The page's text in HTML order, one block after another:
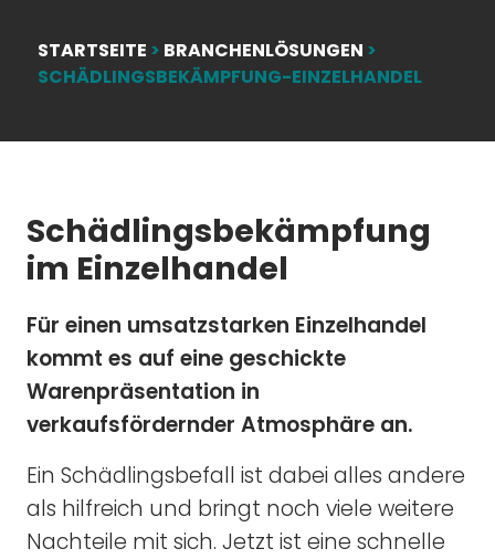
STARTSEITE > BRANCHENLÖSUNGEN >
SCHÄDLINGSBEKÄMPFUNG-EINZELHANDEL
Schädlingsbekämpfung
im Einzelhandel
Für einen umsatzstarken Einzelhandel
kommt es auf eine geschickte
Warenpräsentation in
verkaufsfördernder Atmosphäre an.
Ein Schädlingsbefall ist dabei alles andere
als hilfreich und bringt noch viele weitere
Nachteile mit sich. Jetzt ist eine schnelle